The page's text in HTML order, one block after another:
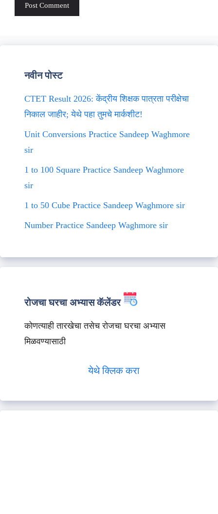
नवीन पोस्ट
CTET Result 2026: केंद्रीय शिक्षक पात्रता परीक्षेचा
निकाल जाहीर; येथे पहा तुमचे मार्कशीट!
Unit Conversions Practice Sandeep Waghmore
sir
1 to 100 Square Practice Sandeep Waghmore
sir
1 to 50 Cube Practice Sandeep Waghmore sir
Number Practice Sandeep Waghmore sir
रोजचा घरचा अभ्यास कॅलेंडर
कोणत्याही तारखेचा तसेच रोजचा घरचा अभ्यास
मिळवण्यासाठी
येथे क्लिक करा